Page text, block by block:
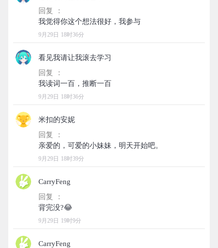
回复 ：
9月29日 18时36分
看见我请让我滚去学习
回复 ：
9月29日 18时36分
米扣的安妮
回复 ：
9月29日 18时39分
CarryFeng
回复 ：
9月29日 19时9分
CarryFeng